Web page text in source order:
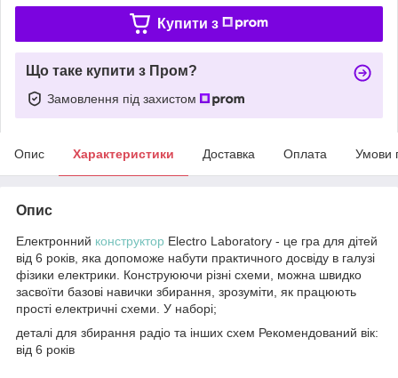
Купити з
Що таке купити з Пром?
Замовлення під захистом
Опис Характеристики Доставка Оплата Умови
Опис
Електронний конструктор Electro Laboratory - це гра для дітей
від 6 років, яка допоможе набути практичного досвіду в галузі
фізики електрики. Конструюючи різні схеми, можна швидко
засвоїти базові навички збирання, зрозуміти, як працюють
прості електричні схеми. У наборі;
деталі для збирання радіо та інших схем Рекомендований вік:
від 6 років